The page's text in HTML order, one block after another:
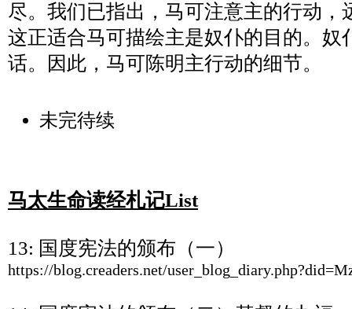
尽。我们已指出，马可注意主的行动，
这正适合马可描绘主是奴仆的目的。奴
话。因此，马可陈明主行动的细节。
未完待续
马太生命读经札记List
13: 国度宪法的颁布（一）
https://blog.creaders.net/